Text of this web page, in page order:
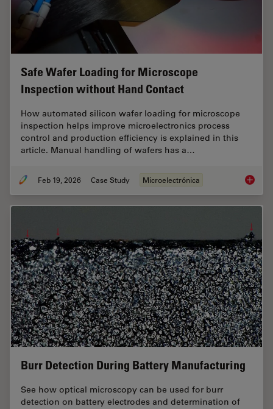
Safe Wafer Loading for Microscope
Inspection without Hand Contact
How automated silicon wafer loading for microscope
inspection helps improve microelectronics process
control and production efficiency is explained in this
article. Manual handling of wafers has a…
Feb 19, 2026 Case Study Microelectrónica Safe
Burr Detection During Battery Manufacturing
See how optical microscopy can be used for burr
detection on battery electrodes and determination of